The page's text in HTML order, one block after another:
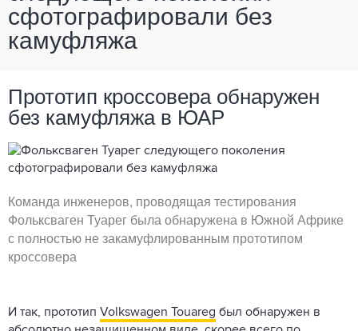
сфотографировали без
камуфляжа
Прототип кроссовера обнаружен
без камуфляжа в ЮАР
Команда инженеров, проводящая тестирования
Фольксваген Туарег была обнаружена в Южной Африке
с полностью не закамуфлированным прототипом
кроссовера
И так, прототип Volkswagen Touareg был обнаружен в